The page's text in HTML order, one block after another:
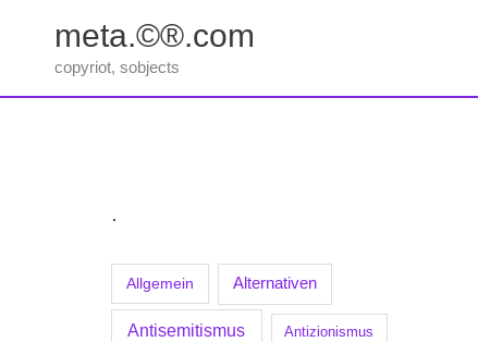
springen
meta.©®.com
copyriot, sobjects
.
Allgemein Alternativen
Antisemitismus Antizionismus